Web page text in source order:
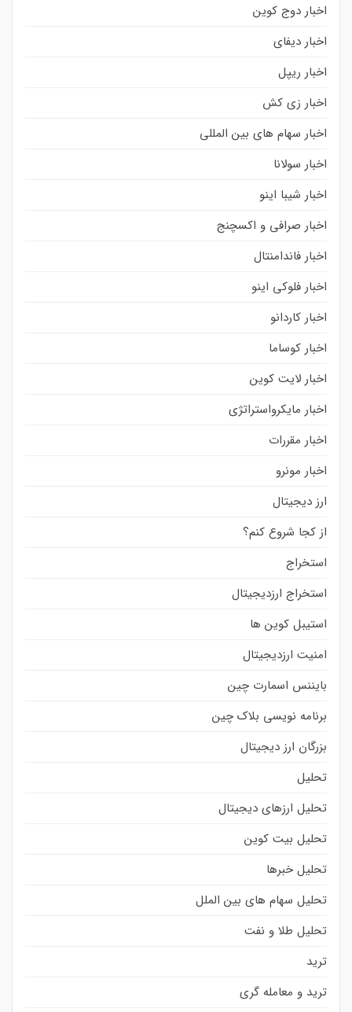
اخبار دوج کوین
اخبار دیفای
اخبار ریپل
اخبار زی کش
اخبار سهام های بین المللی
اخبار سولانا
اخبار شیبا اینو
اخبار صرافی و اکسچنج
اخبار فاندامنتال
اخبار فلوکی اینو
اخبار کاردانو
اخبار کوساما
اخبار لایت کوین
اخبار مایکرواستراتژی
اخبار مقررات
اخبار مونرو
ارز دیجیتال
از کجا شروع کنم؟
استخراج
استخراج ارزدیجیتال
استیبل کوین ها
امنیت ارزدیجیتال
بایننس اسمارت چین
برنامه نویسی بلاک چین
بزرگان ارز دیجیتال
تحلیل
تحلیل ارزهای دیجیتال
تحلیل بیت کوین
تحلیل خبرها
تحلیل سهام های بین الملل
تحلیل طلا و نفت
ترید
ترید و معامله گری